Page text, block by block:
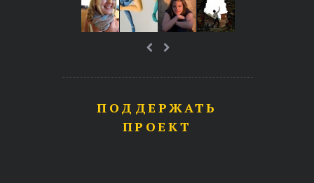
ПОДДЕРЖАТЬ
ПРОЕКТ